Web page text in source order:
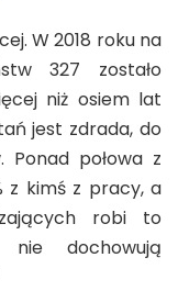
W 2018 roku na
327 zostało
niż osiem lat
jest zdrada, do
Ponad połowa z
z kimś z pracy, a
robi to
nie dochowują